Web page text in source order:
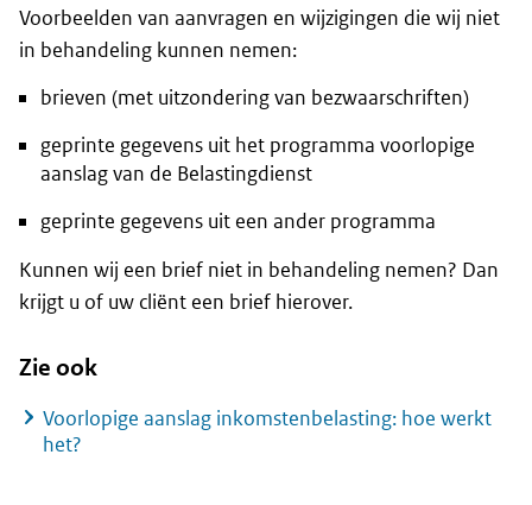
Voorbeelden van aanvragen en wijzigingen die wij niet
in behandeling kunnen nemen:
brieven (met uitzondering van bezwaarschriften)
geprinte gegevens uit het programma voorlopige
aanslag van de Belastingdienst
geprinte gegevens uit een ander programma
Kunnen wij een brief niet in behandeling nemen? Dan
krijgt u of uw cliënt een brief hierover.
Zie ook
Voorlopige aanslag inkomstenbelasting: hoe werkt
het?